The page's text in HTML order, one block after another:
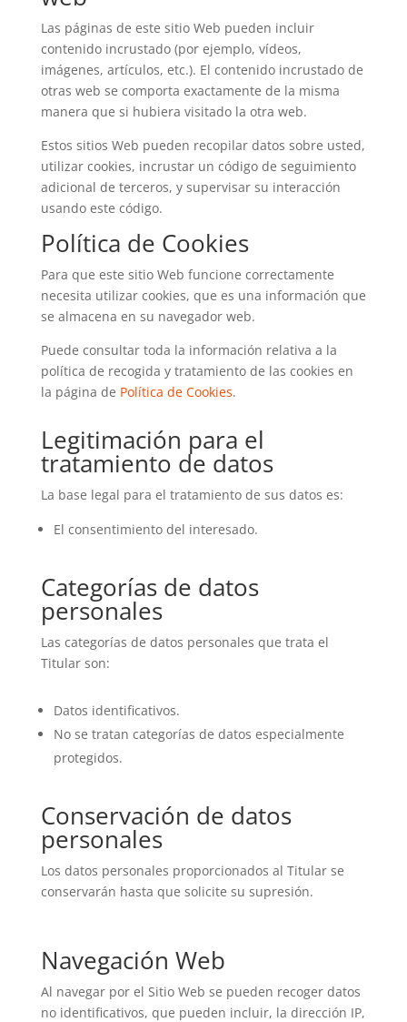
Las páginas de este sitio Web pueden incluir
contenido incrustado (por ejemplo, vídeos,
imágenes, artículos, etc.). El contenido incrustado de
otras web se comporta exactamente de la misma
manera que si hubiera visitado la otra web.
Estos sitios Web pueden recopilar datos sobre usted,
utilizar cookies, incrustar un código de seguimiento
adicional de terceros, y supervisar su interacción
usando este código.
Política de Cookies
Para que este sitio Web funcione correctamente
necesita utilizar cookies, que es una información que
se almacena en su navegador web.
Puede consultar toda la información relativa a la
política de recogida y tratamiento de las cookies en
la página de Política de Cookies.
Legitimación para el
tratamiento de datos
La base legal para el tratamiento de sus datos es:
El consentimiento del interesado.
Categorías de datos
personales
Las categorías de datos personales que trata el
Titular son:
Datos identificativos.
No se tratan categorías de datos especialmente
protegidos.
Conservación de datos
personales
Los datos personales proporcionados al Titular se
conservarán hasta que solicite su supresión.
Navegación Web
Al navegar por el Sitio Web se pueden recoger datos
no identificativos, que pueden incluir, la dirección IP,